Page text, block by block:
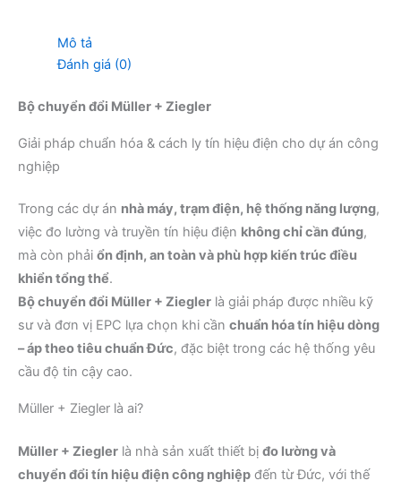
Mô tả
Đánh giá (0)
Bộ chuyển đổi Müller + Ziegler
Giải pháp chuẩn hóa & cách ly tín hiệu điện cho dự án công
nghiệp
Trong các dự án nhà máy, trạm điện, hệ thống năng lượng,
việc đo lường và truyền tín hiệu điện không chỉ cần đúng,
mà còn phải ổn định, an toàn và phù hợp kiến trúc điều
khiển tổng thể.
Bộ chuyển đổi Müller + Ziegler là giải pháp được nhiều kỹ
sư và đơn vị EPC lựa chọn khi cần chuẩn hóa tín hiệu dòng
– áp theo tiêu chuẩn Đức, đặc biệt trong các hệ thống yêu
cầu độ tin cậy cao.
Müller + Ziegler là ai?
Müller + Ziegler là nhà sản xuất thiết bị đo lường và
chuyển đổi tín hiệu điện công nghiệp đến từ Đức, với thế